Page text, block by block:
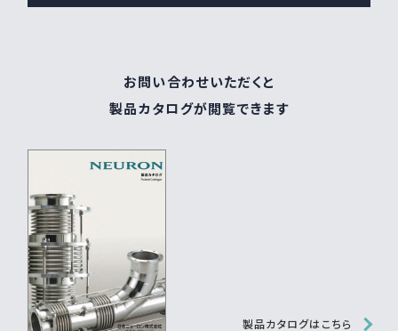
お問い合わせいただくと
製品カタログが閲覧できます
製品カタログはこちら